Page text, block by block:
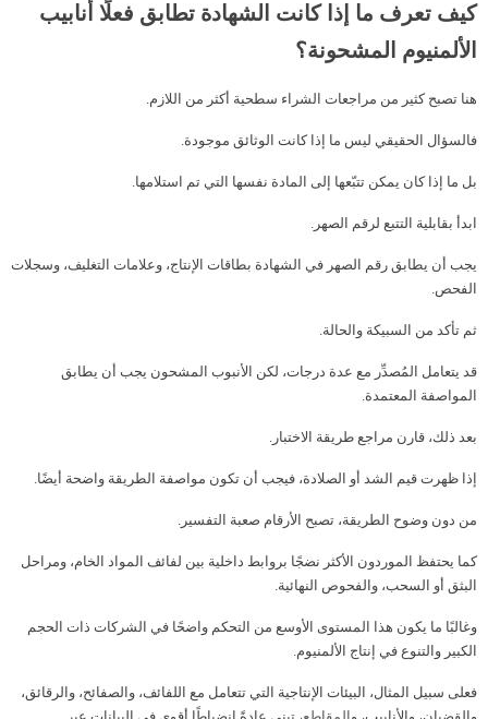
كيف تعرف ما إذا كانت الشهادة تطابق فعلًا أنابيب
الألمنيوم المشحونة؟
هنا تصبح كثير من مراجعات الشراء سطحية أكثر من اللازم.
فالسؤال الحقيقي ليس ما إذا كانت الوثائق موجودة.
بل ما إذا كان يمكن تتبّعها إلى المادة نفسها التي تم استلامها.
ابدأ بقابلية التتبع لرقم الصهر.
يجب أن يطابق رقم الصهر في الشهادة بطاقات الإنتاج، وعلامات التغليف، وسجلات
الفحص.
ثم تأكد من السبيكة والحالة.
قد يتعامل المُصدِّر مع عدة درجات، لكن الأنبوب المشحون يجب أن يطابق
المواصفة المعتمدة.
بعد ذلك، قارن مراجع طريقة الاختبار.
إذا ظهرت قيم الشد أو الصلادة، فيجب أن تكون مواصفة الطريقة واضحة أيضًا.
من دون وضوح الطريقة، تصبح الأرقام صعبة التفسير.
كما يحتفظ الموردون الأكثر نضجًا بروابط داخلية بين لفائف المواد الخام، ومراحل
البثق أو السحب، والفحوص النهائية.
وغالبًا ما يكون هذا المستوى الأوسع من التحكم واضحًا في الشركات ذات الحجم
الكبير والتنوع في إنتاج الألمنيوم.
فعلى سبيل المثال، البيئات الإنتاجية التي تتعامل مع اللفائف، والصفائح، والرقائق،